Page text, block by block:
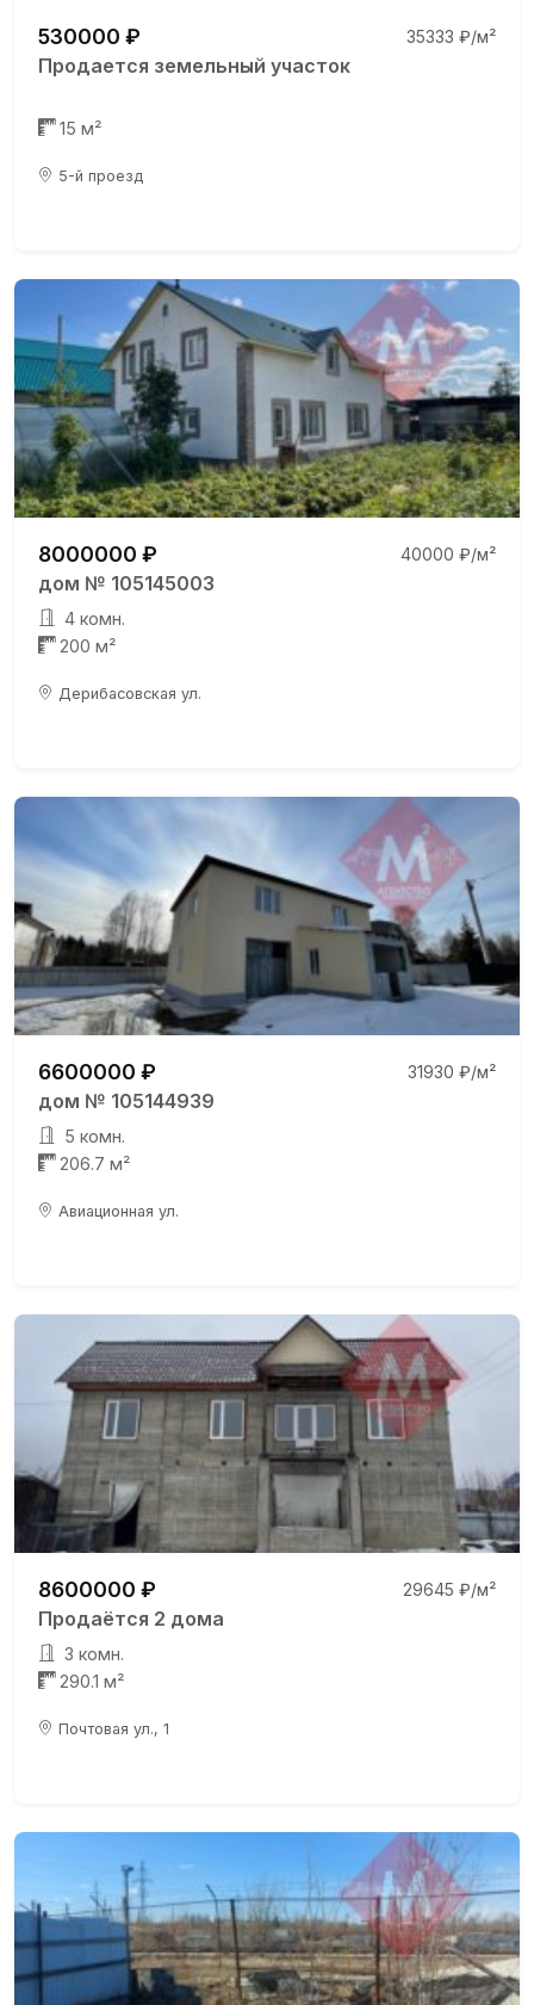
530000 ₽ 35333 ₽/м²
Продается земельный участок
15 м²
5-й проезд
8000000 ₽ 40000 ₽/м²
дом № 105145003
4 комн.
200 м²
Дерибасовская ул.
6600000 ₽ 31930 ₽/м²
дом № 105144939
5 комн.
206.7 м²
Авиационная ул.
8600000 ₽ 29645 ₽/м²
Продаётся 2 дома
3 комн.
290.1 м²
Почтовая ул., 1